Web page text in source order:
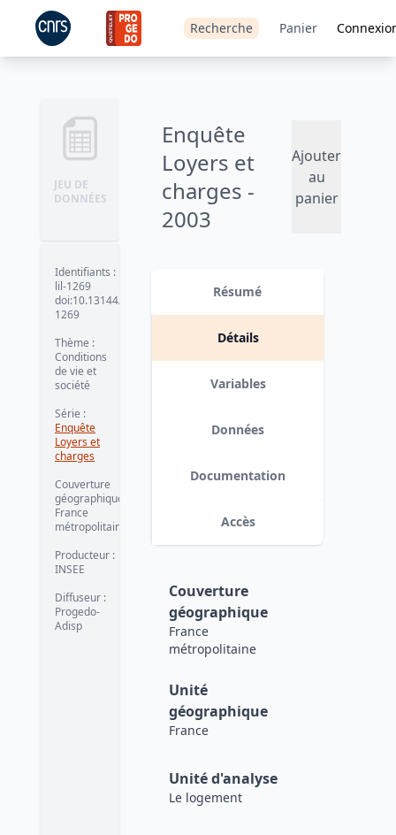
Recherche Panier
JEU DE
DONNÉES
Enquête
Loyers et
charges -
2003
Ajouter
au
panier
Identifiants :
lil-1269
doi:10.13144/lil-
1269
Thème :
Conditions
de vie et
société
Série :
Enquête
Loyers et
charges
Couverture
géographique
France
métropolitaine
Producteur :
INSEE
Diffuseur :
Progedo-
Adisp
Résumé
Détails
Variables
Données
Documentation
Accès
Couverture
géographique
France
métropolitaine
Unité
géographique
France
Unité d'analyse
Le logement